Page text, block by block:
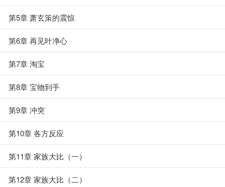
第5章 萧玄策的震惊
第6章 再见叶净心
第7章 淘宝
第8章 宝物到手
第9章 冲突
第10章 各方反应
第11章 家族大比（一）
第12章 家族大比（二）